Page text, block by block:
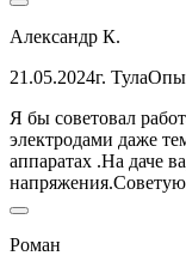
Александр К.
21.05.2024г. Тула
Я бы советовал
электродами даже
аппаратах .На даче
напряжения.Советую
Роман